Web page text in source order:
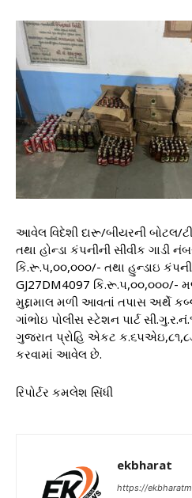
આવેલ વિદેશી દારૂ/બીયરની બોટલ/
તથા હોન્ડા કંપનીની સીવીક ગાડી
કિ.રૂ.૫,૦૦,૦૦૦/- તથા હુન્ડાઇ
GJ27DM4097 કિ.રૂ.૫,૦૦,૦૦૦/-
મુદ્દામાલ મળી આવતાં તપાસ અર્થે
ગાંભોઇ પોલીસ સ્ટેશન પાર્ટ
ગુજરાત પ્રોહિ એકટ
કરવામાં આવેલ છે.
રિપોર્ટર કમલેશ સિંધી
ekbharat
https://